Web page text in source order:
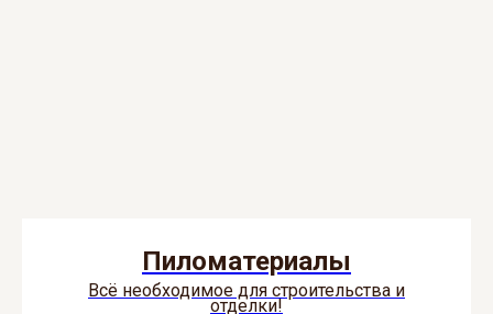
Пиломатериалы
Всё необходимое для строительства и
отделки!